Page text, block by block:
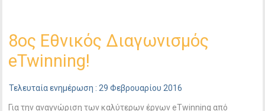
8ος Εθνικός Διαγωνισμός
eTwinning!
Τελευταία ενημέρωση : 29 Φεβρουαρίου 2016
Για την αναγνώριση των καλύτερων έργων eTwinning από